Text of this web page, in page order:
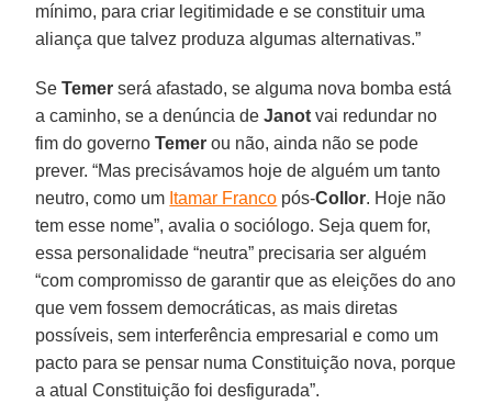
mínimo, para criar legitimidade e se constituir uma
aliança que talvez produza algumas alternativas.”
SeTemer será afastado, se alguma nova bomba está
a caminho, se a denúncia deJanot vai redundar no
fim do governoTemer ou não, ainda não se pode
prever. “Mas precisávamos hoje de alguém um tanto
neutro, como um Itamar Franco pós-Collor. Hoje não
tem esse nome”, avalia o sociólogo. Seja quem for,
essa personalidade “neutra” precisaria ser alguém
“com compromisso de garantir que as eleições do ano
que vem fossem democráticas, as mais diretas
possíveis, sem interferência empresarial e como um
pacto para se pensar numa Constituição nova, porque
a atual Constituição foi desfigurada”.